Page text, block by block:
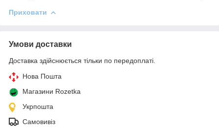
Приховати
Умови доставки
Доставка здійснюється тільки по передоплаті.
Нова Пошта
Магазини Rozetka
Укрпошта
Самовивіз